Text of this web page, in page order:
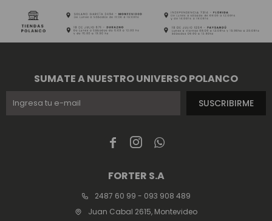
  
FORTER S.A
2487 60 99 - 093 908 489
Juan Cabal 2615, Montevideo
SUMATE A NUESTRO UNIVERSO POLANCO
SUSCRIBIRME